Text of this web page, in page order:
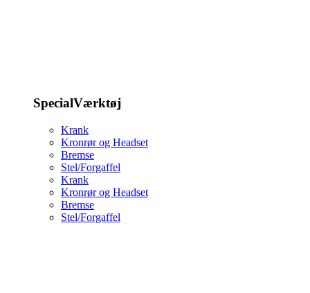
SpecialVærktøj
Krank
Kronrør og Headset
Bremse
Stel/Forgaffel
Krank
Kronrør og Headset
Bremse
Stel/Forgaffel